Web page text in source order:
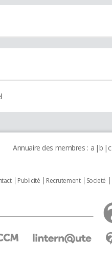
Annuaire des membres : a b c
Publicité Recrutement Societé